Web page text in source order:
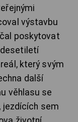
výstavbu
poskytovat
který svým
další
věhlasu se
jezdících sem